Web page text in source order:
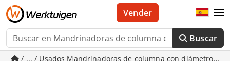
Buscar
Vender
/ ... / Usados Mandrinadoras de columna con diámetro de